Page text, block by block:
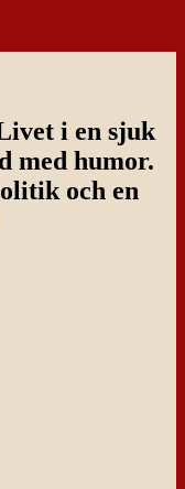
i en sjuk
med humor.
och en